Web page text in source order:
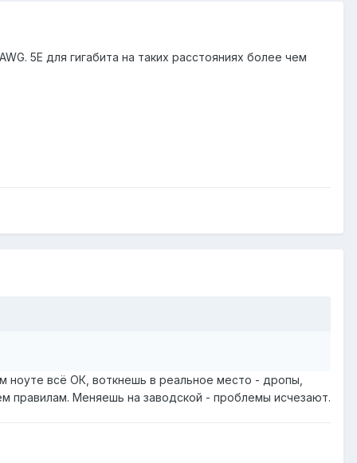
5Е для гигабита на таких расстояниях более чем
ноуте всё ОК, воткнешь в реальное место - дропы,
правилам. Меняешь на заводской - проблемы исчезают.